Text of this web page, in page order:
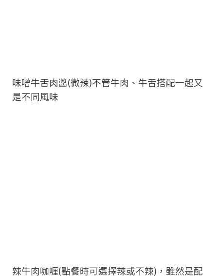
味噌牛舌肉醬(微辣)不管牛肉、牛舌搭配一起又
是不同風味
辣牛肉咖喱(點餐時可選擇辣或不辣)，雖然是配